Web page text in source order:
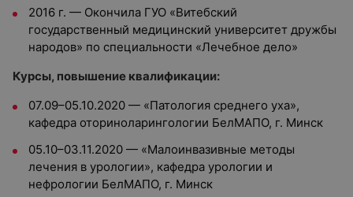
2016 г. — Окончила ГУО «Витебский
государственный медицинский университет дружбы
народов» по специальности «Лечебное дело»
Курсы, повышение квалификации:
07.09–05.10.2020 — «Патология среднего уха»,
кафедра оториноларингологии БелМАПО, г. Минск
05.10–03.11.2020 — «Малоинвазивные методы
лечения в урологии», кафедра урологии и
нефрологии БелМАПО, г. Минск